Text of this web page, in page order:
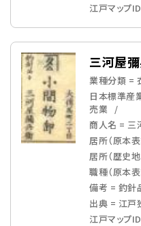
江戸マップ
三河屋彌
業種分類 =
日本標準産
売業
商人名 = 三
居所（原本
居所（歴史
職種（原本
備考 = 釣針
出典 = 江戸
江戸マップ